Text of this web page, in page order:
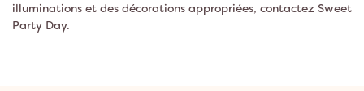
illuminations et des décorations appropriées, contactez Sweet
Party Day.